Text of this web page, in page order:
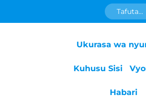
Ukurasa wa
Kuhusu Sisi
Habari